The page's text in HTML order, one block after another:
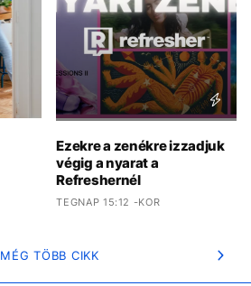
Ezekre a zenékre izzadjuk
végig a nyarat a
Refreshernél
TEGNAP 15:12 -KOR
MÉG TÖBB CIKK